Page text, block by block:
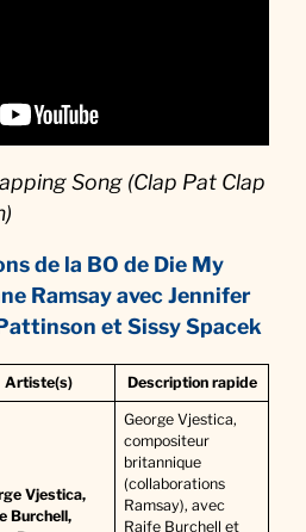
Song (Clap Pat Clap
de la BO de Die My
Ramsay avec Jennifer
et Sissy Spacek
Artiste(s) Description rapide
Vjestica,
Burchell,
George Vjestica,
compositeur
britannique
(collaborations
Ramsay), avec
Raife Burchell et